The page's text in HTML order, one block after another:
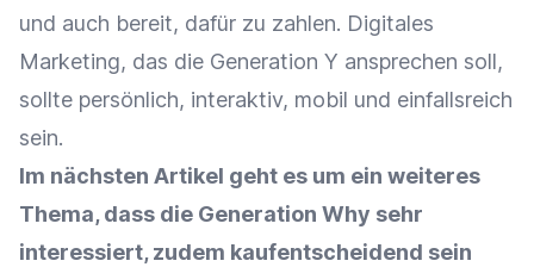
und auch bereit, dafür zu zahlen. Digitales
Marketing, das die Generation Y ansprechen soll,
sollte persönlich, interaktiv, mobil und einfallsreich
sein.
Im nächsten Artikel geht es um ein weiteres
Thema, dass die Generation Why sehr
interessiert, zudem kaufentscheidend sein